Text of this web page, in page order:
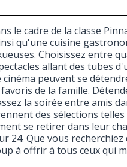
le cadre de la classe
qu'une cuisine
Choisissez entre
allant des tubes
peuvent se
de la famille.
la soirée entre amis
des sélections telles
se retirer dans leur
24. Que vous
à offrir à tous ceux qui